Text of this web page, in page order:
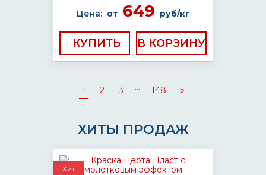
Цена: от649 руб/кг
КУПИТЬ
1 2 3 ... 148 »
ХИТЫ ПРОДАЖ
Хит